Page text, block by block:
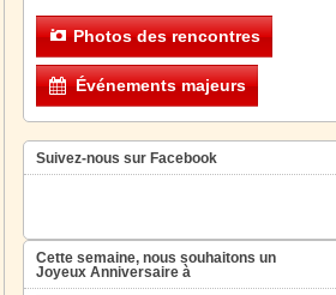
Photos des rencontres
Événements majeurs
Suivez-nous sur Facebook
Cette semaine, nous souhaitons un
Joyeux Anniversaire à